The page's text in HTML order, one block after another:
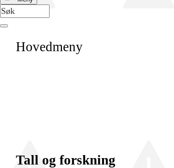
Hovedmeny
Tall og forskning